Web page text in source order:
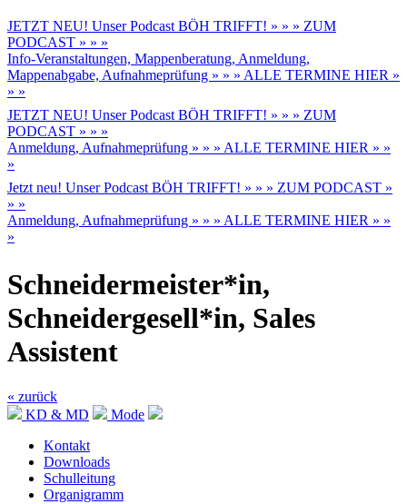
JETZT NEU! Unser Podcast BÖH TRIFFT! » » » ZUM
PODCAST » » »
Info-Veranstaltungen, Mappenberatung, Anmeldung,
Mappenabgabe, Aufnahmeprüfung » » » ALLE TERMINE HIER »
» »
JETZT NEU! Unser Podcast BÖH TRIFFT! » » » ZUM
PODCAST » » »
Anmeldung, Aufnahmeprüfung » » » ALLE TERMINE HIER » »
»
Jetzt neu! Unser Podcast BÖH TRIFFT! » » » ZUM PODCAST »
» »
Anmeldung, Aufnahmeprüfung » » » ALLE TERMINE HIER » »
»
Schneidermeister*in,
Schneidergesell*in, Sales
Assistent
« zurück
KD & MD
Mode
Kontakt
Downloads
Schulleitung
Organigramm